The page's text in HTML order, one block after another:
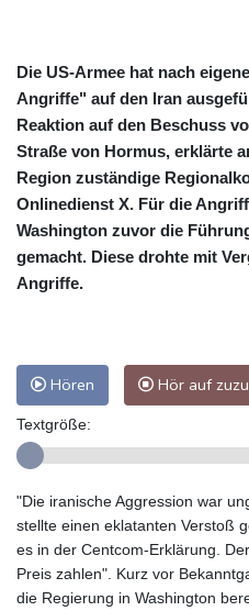
Die US-Armee hat nach
Angriffe" auf den Iran
Reaktion auf den Beschuss
Straße von Hormus, erklärte
Region zuständige
Onlinedienst X. Für die
Washington zuvor die
gemacht. Diese drohte mit
Angriffe.
Hören Hör auf
Textgröße:
"Die iranische Aggression war
stellte einen eklatanten Verstoß
es in der Centcom-Erklärung.
Preis zahlen". Kurz vor
die Regierung in Washington